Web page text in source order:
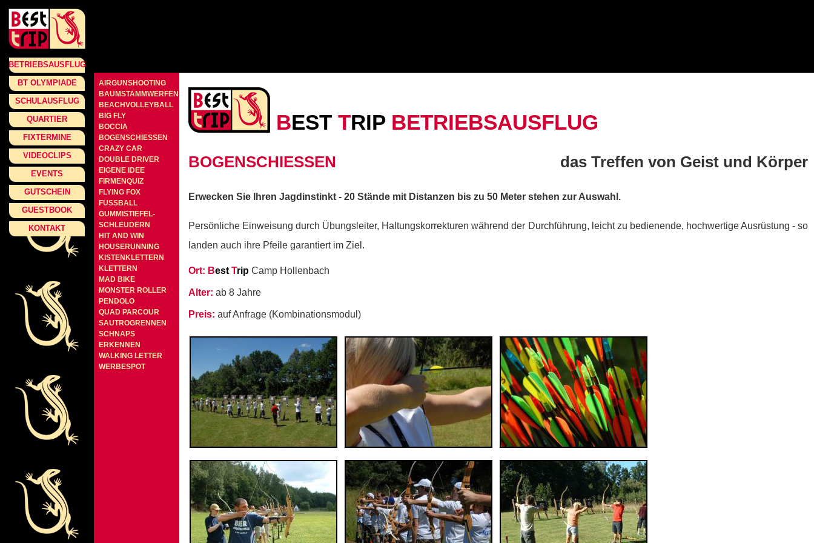
BETRIEBSAUSFLUG
BT OLYMPIADE
SCHULAUSFLUG
QUARTIER
FIXTERMINE
VIDEOCLIPS
EVENTS
GUTSCHEIN
GUESTBOOK
KONTAKT
AIRGUNSHOOTING
BAUMSTAMMWERFEN
BEACHVOLLEYBALL
BIG FLY
BOCCIA
BOGENSCHIESSEN
CRAZY CAR
DOUBLE DRIVER
EIGENE IDEE
FIRMENQUIZ
FLYING FOX
FUSSBALL
GUMMISTIEFEL-
SCHLEUDERN
HIT AND WIN
HOUSERUNNING
KISTENKLETTERN
KLETTERN
MAD BIKE
MONSTER ROLLER
PENDOLO
QUAD PARCOUR
SAUTROGRENNEN
SCHNAPS
ERKENNEN
WALKING LETTER
WERBESPOT
BEST TRIP BETRIEBSAUSFLUG
BOGENSCHIESSEN das Treffen von Geist und Körper
Erwecken Sie Ihren Jagdinstinkt - 20 Stände mit Distanzen bis zu 50 Meter stehen zur Auswahl.
Persönliche Einweisung durch Übungsleiter, Haltungskorrekturen während der Durchführung, leicht zu bedienende, hochwertige Ausrüstung - so
landen auch ihre Pfeile garantiert im Ziel.
Ort: Best Trip Camp Hollenbach
Alter: ab 8 Jahre
Preis: auf Anfrage (Kombinationsmodul)